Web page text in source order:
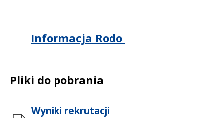
Informacja Rodo
Pliki do pobrania
Wyniki rekrutacji